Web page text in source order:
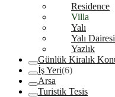
Residence
Villa
Yalı
Yalı Dairesi
Yazlık
Günlük Kiralık
İş Yeri(6)
Arsa
Turistik Tesis